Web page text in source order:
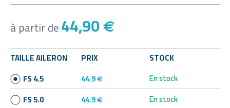
à partir de44,90 €
TAILLE AILERON PRIX
STOCK
FS 4.5
44.9 €
En stock
FS 5.0
44.9 € En stock